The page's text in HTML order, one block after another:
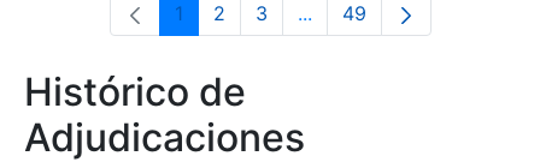
Página
1 Página
2 Página
3 ...Páginas intermedias Use
Página
49
Histórico de
Adjudicaciones